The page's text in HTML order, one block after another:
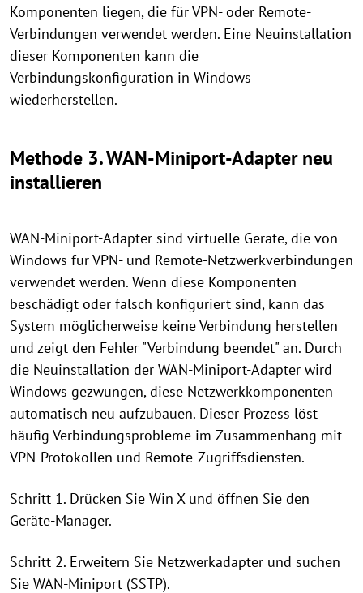
Komponenten liegen, die für VPN- oder Remote-
Verbindungen verwendet werden. Eine Neuinstallation
dieser Komponenten kann die
Verbindungskonfiguration in Windows
wiederherstellen.
Methode 3. WAN-Miniport-Adapter neu
installieren
WAN-Miniport-Adapter sind virtuelle Geräte, die von
Windows für VPN- und Remote-Netzwerkverbindungen
verwendet werden. Wenn diese Komponenten
beschädigt oder falsch konfiguriert sind, kann das
System möglicherweise keine Verbindung herstellen
und zeigt den Fehler "Verbindung beendet" an. Durch
die Neuinstallation der WAN-Miniport-Adapter wird
Windows gezwungen, diese Netzwerkkomponenten
automatisch neu aufzubauen. Dieser Prozess löst
häufig Verbindungsprobleme im Zusammenhang mit
VPN-Protokollen und Remote-Zugriffsdiensten.
Schritt 1. Drücken Sie Win X und öffnen Sie den
Geräte-Manager.
Schritt 2. Erweitern Sie Netzwerkadapter und suchen
Sie WAN-Miniport (SSTP).